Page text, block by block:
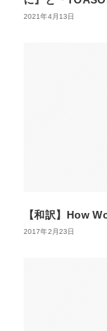
2021年4月13日
【和訳】How
2017年2月23日